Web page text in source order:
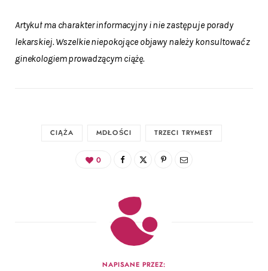
Artykuł ma charakter informacyjny i nie zastępuje porady
lekarskiej. Wszelkie niepokojące objawy należy konsultować z
ginekologiem prowadzącym ciążę.
CIĄŻA MDŁOŚCI TRZECI TRYMEST
0
NAPISANE PRZEZ: